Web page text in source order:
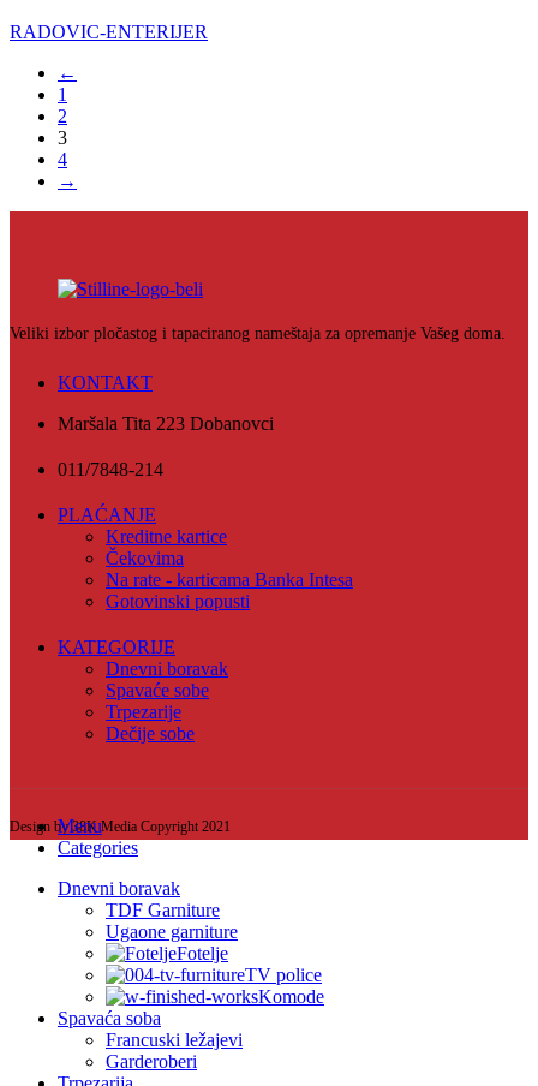
RADOVIC-ENTERIJER
←
1
2
3
4
→
Veliki izbor pločastog i tapaciranog nameštaja za opremanje Vašeg doma.
KONTAKT
Maršala Tita 223 Dobanovci
011/7848-214
PLAĆANJE
Kreditne kartice
Čekovima
Na rate - karticama Banka Intesa
Gotovinski popusti
KATEGORIJE
Dnevni boravak
Spavaće sobe
Trpezarije
Dečije sobe
Design by 38K Media Copyright 2021
Menu
Categories
Dnevni boravak
TDF Garniture
Ugaone garniture
Fotelje
TV police
Komode
Spavaća soba
Francuski ležajevi
Garderoberi